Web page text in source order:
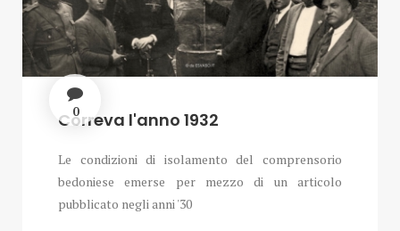
0
Correva l'anno 1932
Le condizioni di isolamento del comprensorio
bedoniese emerse per mezzo di un articolo
pubblicato negli anni '30